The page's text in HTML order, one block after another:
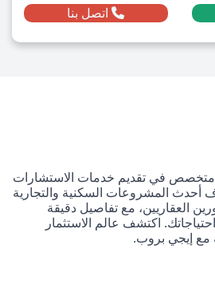
اتصل بنا
متخصص في تقديم خدمات الاستشارات
أحدث المشروعات السكنية والتجارية
العقاريين، مع تفاصيل دقيقة
اكتشف عالم الاستثمار
مع إيجي بروب.